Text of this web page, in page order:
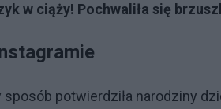
w ciąży! Pochwaliła się
potwierdziła narodziny